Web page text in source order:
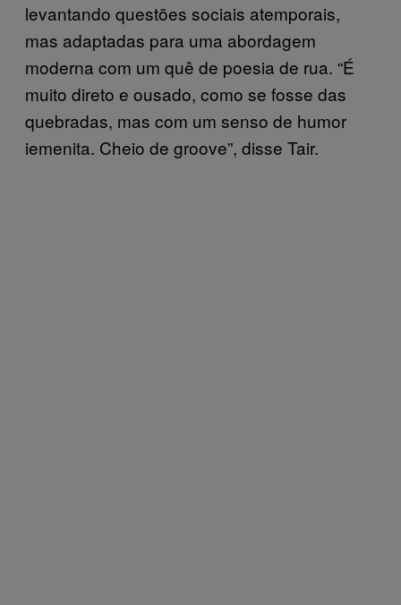
levantando questões sociais atemporais,
mas adaptadas para uma abordagem
moderna com um quê de poesia de rua. “É
muito direto e ousado, como se fosse das
quebradas, mas com um senso de humor
iemenita. Cheio de groove”, disse Tair.